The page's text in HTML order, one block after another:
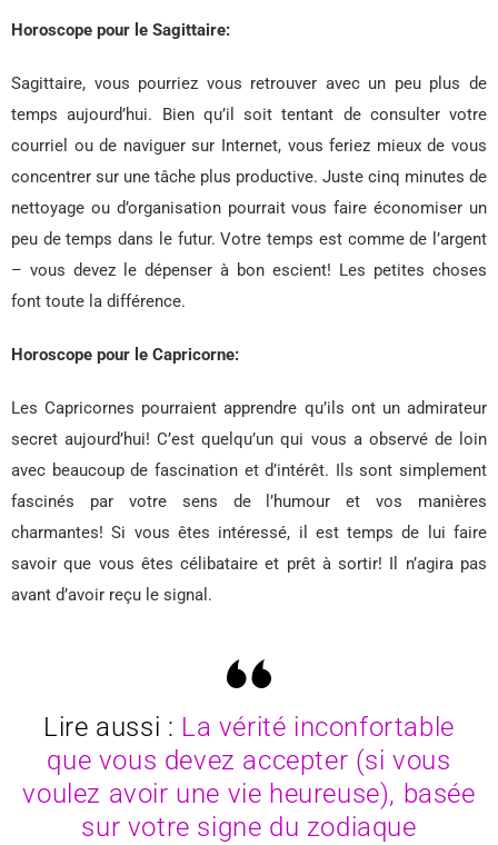
Horoscope pour le Sagittaire:
Sagittaire, vous pourriez vous retrouver avec un peu plus de
temps aujourd’hui. Bien qu’il soit tentant de consulter votre
courriel ou de naviguer sur Internet, vous feriez mieux de vous
concentrer sur une tâche plus productive. Juste cinq minutes de
nettoyage ou d’organisation pourrait vous faire économiser un
peu de temps dans le futur. Votre temps est comme de l’argent
– vous devez le dépenser à bon escient! Les petites choses
font toute la différence.
Horoscope pour le Capricorne:
Les Capricornes pourraient apprendre qu’ils ont un admirateur
secret aujourd’hui! C’est quelqu’un qui vous a observé de loin
avec beaucoup de fascination et d’intérêt. Ils sont simplement
fascinés par votre sens de l’humour et vos manières
charmantes! Si vous êtes intéressé, il est temps de lui faire
savoir que vous êtes célibataire et prêt à sortir! Il n’agira pas
avant d’avoir reçu le signal.
Lire aussi : La vérité inconfortable
que vous devez accepter (si vous
voulez avoir une vie heureuse), basée
sur votre signe du zodiaque